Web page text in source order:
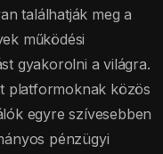
találhatják meg a
működési
gyakorolni a világra.
platformoknak közös
egyre szívesebben
pénzügyi